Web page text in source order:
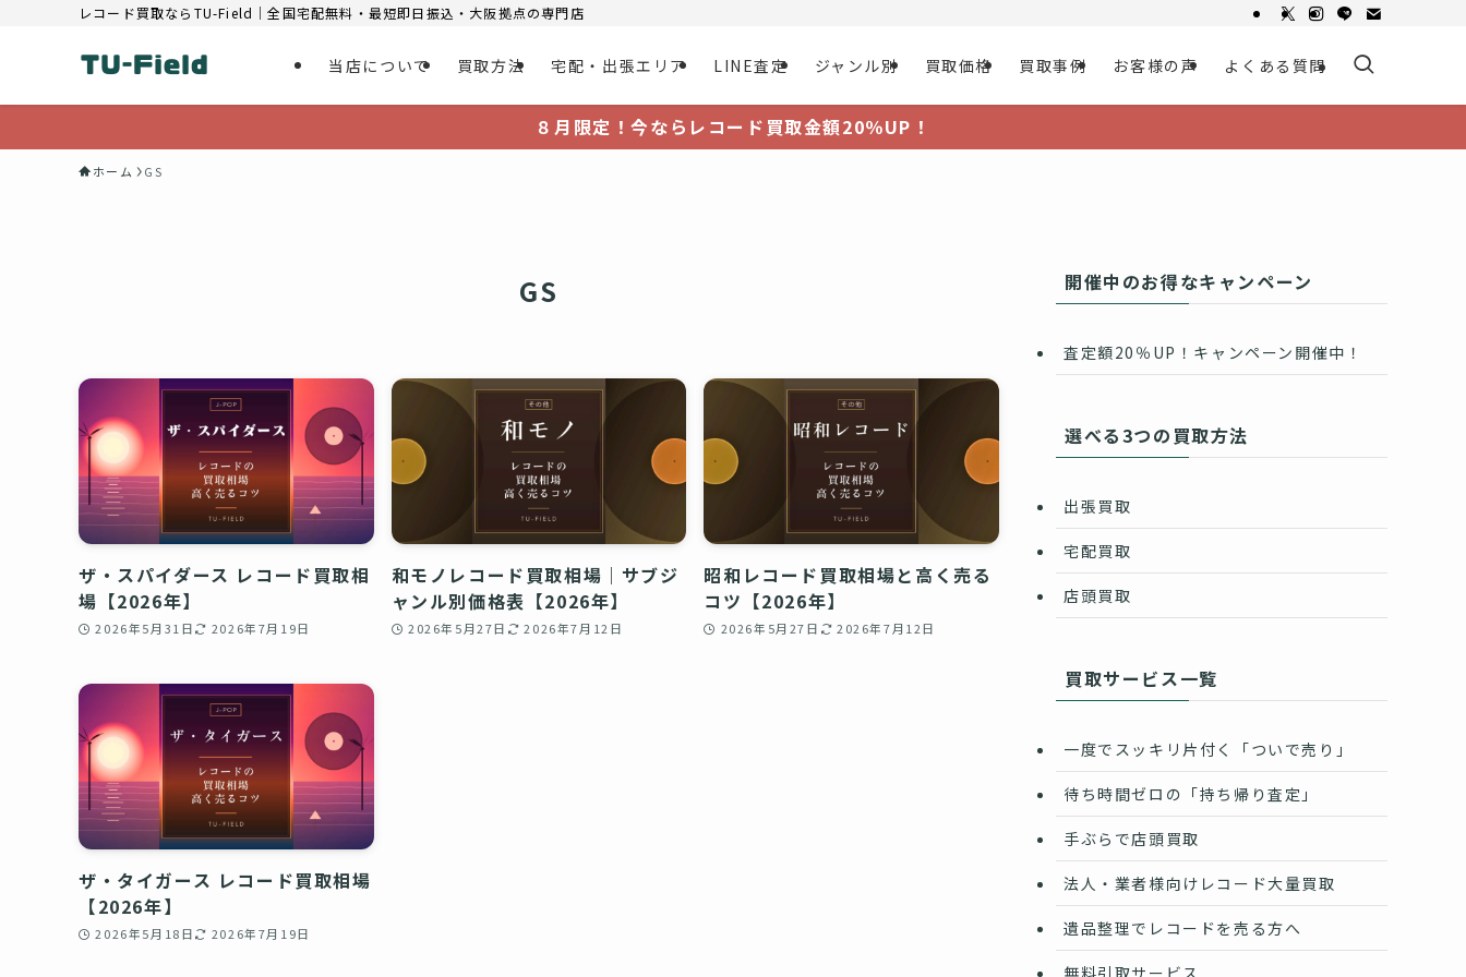
レコード買取ならTU-Field｜全国宅配無料・最短即日振込・大阪拠点の専門店
当店について 買取方法 宅配・出張エリア LINE査定 ジャンル別 買取価格 買取事例 お客様の声 よくある質問
８月限定！今ならレコード買取金額20％UP！
ホーム GS
GS
ザ・スパイダース レコード買取相
場【2026年】
2026年5月31日 2026年7月19日
和モノレコード買取相場｜サブジ
ャンル別価格表【2026年】
2026年5月27日 2026年7月12日
昭和レコード買取相場と高く売る
コツ【2026年】
2026年5月27日 2026年7月12日
ザ・タイガース レコード買取相場
【2026年】
2026年5月18日 2026年7月19日
開催中のお得なキャンペーン
査定額20％UP！キャンペーン開催中！
選べる3つの買取方法
出張買取
宅配買取
店頭買取
買取サービス一覧
一度でスッキリ片付く「ついで売り」
待ち時間ゼロの「持ち帰り査定」
手ぶらで店頭買取
法人・業者様向けレコード大量買取
遺品整理でレコードを売る方へ
無料引取サービス